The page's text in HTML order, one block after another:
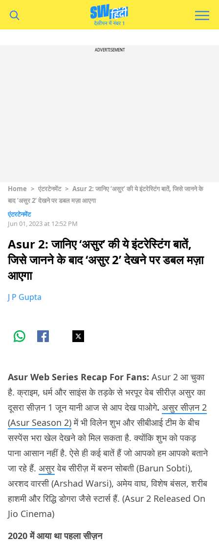
ADVERTISEMENT
Home > एंटरटेनमेंट > Asur 2: जानिए ‘असुर’ की ये इंटरेस्टिंग बातें, जिसे जानने के
बाद ‘असुर 2’ देखने पर डबल मज़ा आएगा
एंटरटेनमेंट
Jun 01, 2023 at 12:52 PM
Asur 2: जानिए ‘असुर’ की ये इंटरेस्टिंग बातें,
जिसे जानने के बाद ‘असुर 2’ देखने पर डबल मज़ा
आएगा
J P Gupta
Asur Web Series Recap For Fans: Asur 2 आ चुका
है. क्राइम, धर्म और साइंस के तड़के से भरपूर वेब सीरीज़ असुर का
दूसरा सीज़न 1 जून यानी आज से आप देख पाओगे. असुर सीज़न 2
(Asur Season 2)में भी विलेन शुभ और सीबीआई टीम के बीच
सस्पेंस भरा खेल देखने को मिल सकता है. क्योंकि शुभ को पकड़
पाना आसान नहीं है. ऐसे ही कई बातें हैं जो आपको हम आपको बताने
जा रहे हैं. असुरवेब सीरीज़ में बरुन सोबती (Barun Sobti),
अरशद वारसी (Arshad Warsi), अमेय वाघ, विशेष बंसल, शरीब
हाशमी और रिद्धि डोगरा जैसे स्टार्स हैं. (Asur 2 Released On
Jio Cinema)
2020 में आया था पहला सीज़न